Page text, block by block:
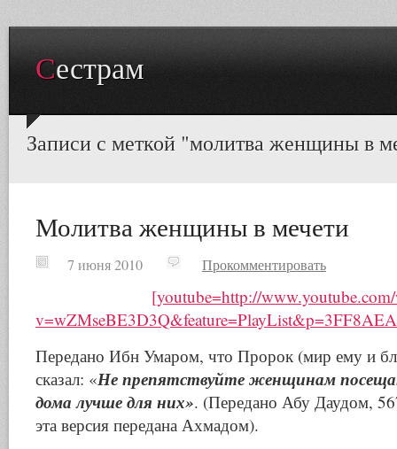
Сестрам
Записи с меткой "молитва женщины в
Молитва женщины в мечети
7 июня 2010 Прокомментировать
[youtube=http://
Передано Ибн Умаром, что Пророк (мир ему и
сказал: «Не препятствуйте женщинам
дома лучше для них». (Передано Абу Даудом,
эта версия передана Ахмадом).